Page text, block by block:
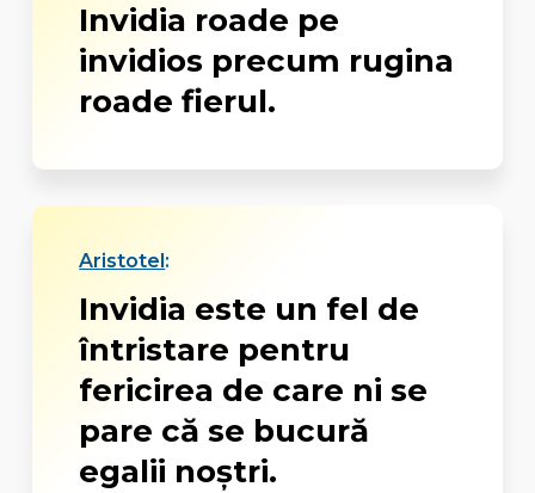
Invidia roade pe
invidios precum rugina
roade fierul.
Aristotel:
Invidia este un fel de
întristare pentru
fericirea de care ni se
pare că se bucură
egalii noștri.